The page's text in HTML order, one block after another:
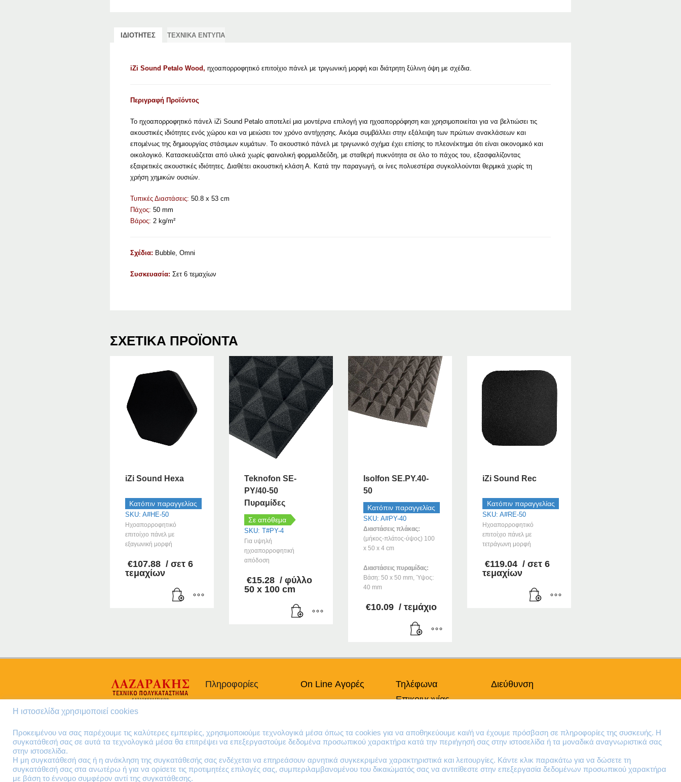
ΙΔΙΟΤΗΤΕΣ ΤΕΧΝΙΚΑ ΕΝΤΥΠΑ
iZi Sound Petalo Wood, ηχοαπορροφητικό επιτοίχιο πάνελ με τριγωνική μορφή και διάτρητη ξύλινη όψη με σχέδια.
Περιγραφή Προϊόντος
Το ηχοαπορροφητικό πάνελ iZi Sound Petalo αποτελεί μια μοντέρνα επιλογή για ηχοαπορρόφηση και χρησιμοποιείται για να βελτιώσει τις
ακουστικές ιδιότητες ενός χώρου και να μειώσει τον χρόνο αντήχησης. Ακόμα συμβάλλει στην εξάλειψη των πρώτων ανακλάσεων και
επομένως της δημιουργίας στάσιμων κυμάτων. Το ακουστικό πάνελ με τριγωνικό σχήμα έχει επίσης το πλεονέκτημα ότι είναι οικονομικό και
οικολογικό. Κατασκευάζεται από υλικά χωρίς φαινολική φορμαλδεΰδη, με σταθερή πυκνότητα σε όλο το πάχος του, εξασφαλίζοντας
εξαιρετικές ακουστικές ιδιότητες. Διαθέτει ακουστική κλάση Α. Κατά την παραγωγή, οι ίνες πολυεστέρα συγκολλούνται θερμικά χωρίς τη
χρήση χημικών ουσιών.
Τυπικές Διαστάσεις: 50.8 x 53 cm
Πάχος: 50 mm
Βάρος: 2 kg/m²
Σχέδια: Bubble, Omni
Συσκευασία: Σετ 6 τεμαχίων
ΣΧΕΤΙΚΆ ΠΡΟΪΌΝΤΑ
iZi Sound Hexa
Κατόπιν παραγγελίας
SKU: A#HE-50
Ηχοαπορροφητικό
επιτοίχιο πάνελ με
εξαγωνική μορφή
€107.88 / σετ 6
τεμαχίων
Teknofon SE-
PY/40-50
Πυραμίδες
Σε απόθεμα
SKU: T#PY-4
Για υψηλή
ηχοαπορροφητική
απόδοση
€15.28 / φύλλο
50 x 100 cm
Isolfon SE.PY.40-
50
Κατόπιν παραγγελίας
SKU: A#PY-40
Διαστάσεις πλάκας:
(μήκος-πλάτος-ύψος) 100
x 50 x 4 cm
Διαστάσεις πυραμίδας:
Βάση: 50 x 50 mm, Ύψος:
40 mm
€10.09 / τεμάχιο
iZi Sound Rec
Κατόπιν παραγγελίας
SKU: A#RE-50
Ηχοαπορροφητικό
επιτοίχιο πάνελ με
τετράγωνη μορφή
€119.04 / σετ 6
τεμαχίων
Πληροφορίες On Line Αγορές
Επιστροφές Προϊόντων
Τηλέφωνα
Επικοινωνίας
210 41 13 280
Διεύθυνση
Τ.Κ. 182 33
Email
Η ιστοσελίδα χρησιμοποιεί cookies
Προκειμένου να σας παρέχουμε τις καλύτερες εμπειρίες, χρησιμοποιούμε τεχνολογικά μέσα όπως τα cookies για να αποθηκεύουμε και/ή να έχουμε πρόσβαση σε πληροφορίες της συσκευής. Η
συγκατάθεσή σας σε αυτά τα τεχνολογικά μέσα θα επιτρέψει να επεξεργαστούμε δεδομένα προσωπικού χαρακτήρα κατά την περιήγησή σας στην ιστοσελίδα ή τα μοναδικά αναγνωριστικά σας
στην ιστοσελίδα.
Η μη συγκατάθεσή σας ή η ανάκληση της συγκατάθεσής σας ενδέχεται να επηρεάσουν αρνητικά συγκεκριμένα χαρακτηριστικά και λειτουργίες. Κάντε κλικ παρακάτω για να δώσετε τη
συγκατάθεσή σας στα ανωτέρω ή για να ορίσετε τις προτιμητέες επιλογές σας, συμπεριλαμβανομένου του δικαιώματός σας να αντιτίθεστε στην επεξεργασία δεδομένων προσωπικού χαρακτήρα
με βάση το έννομο συμφέρον αντί της συγκατάθεσης.